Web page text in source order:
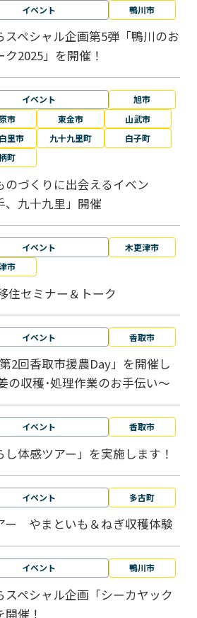
イベント 鴨川市
スペシャル企画第5弾「鴨川のお
2025」を開催！
イベント
旭市
市
東金市
山武市
里市
九十九里町
白子町
町
のづくりに出会えるイベン
十九里」開催
イベント
木更津市
市
住セミナー＆トーク
イベント 香取市
2回香取市援農Day」を開催し
の収穫･処理作業のお手伝い～
イベント 香取市
し体感ツアー」を実施します！
イベント 多古町
ー やまといも＆ねぎ収穫体験
イベント 鴨川市
スペシャル企画「シーカヤック
催！